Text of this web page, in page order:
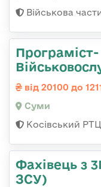
Військова
Програміст-
від 20100 до
Суми
Косівський
Фахівець з
ЗСУ)